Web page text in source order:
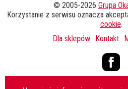
© 2005-2026 Grupa
Korzystanie z serwisu oznacza
cookie.
Dla sklepów Kontakt
Facebook